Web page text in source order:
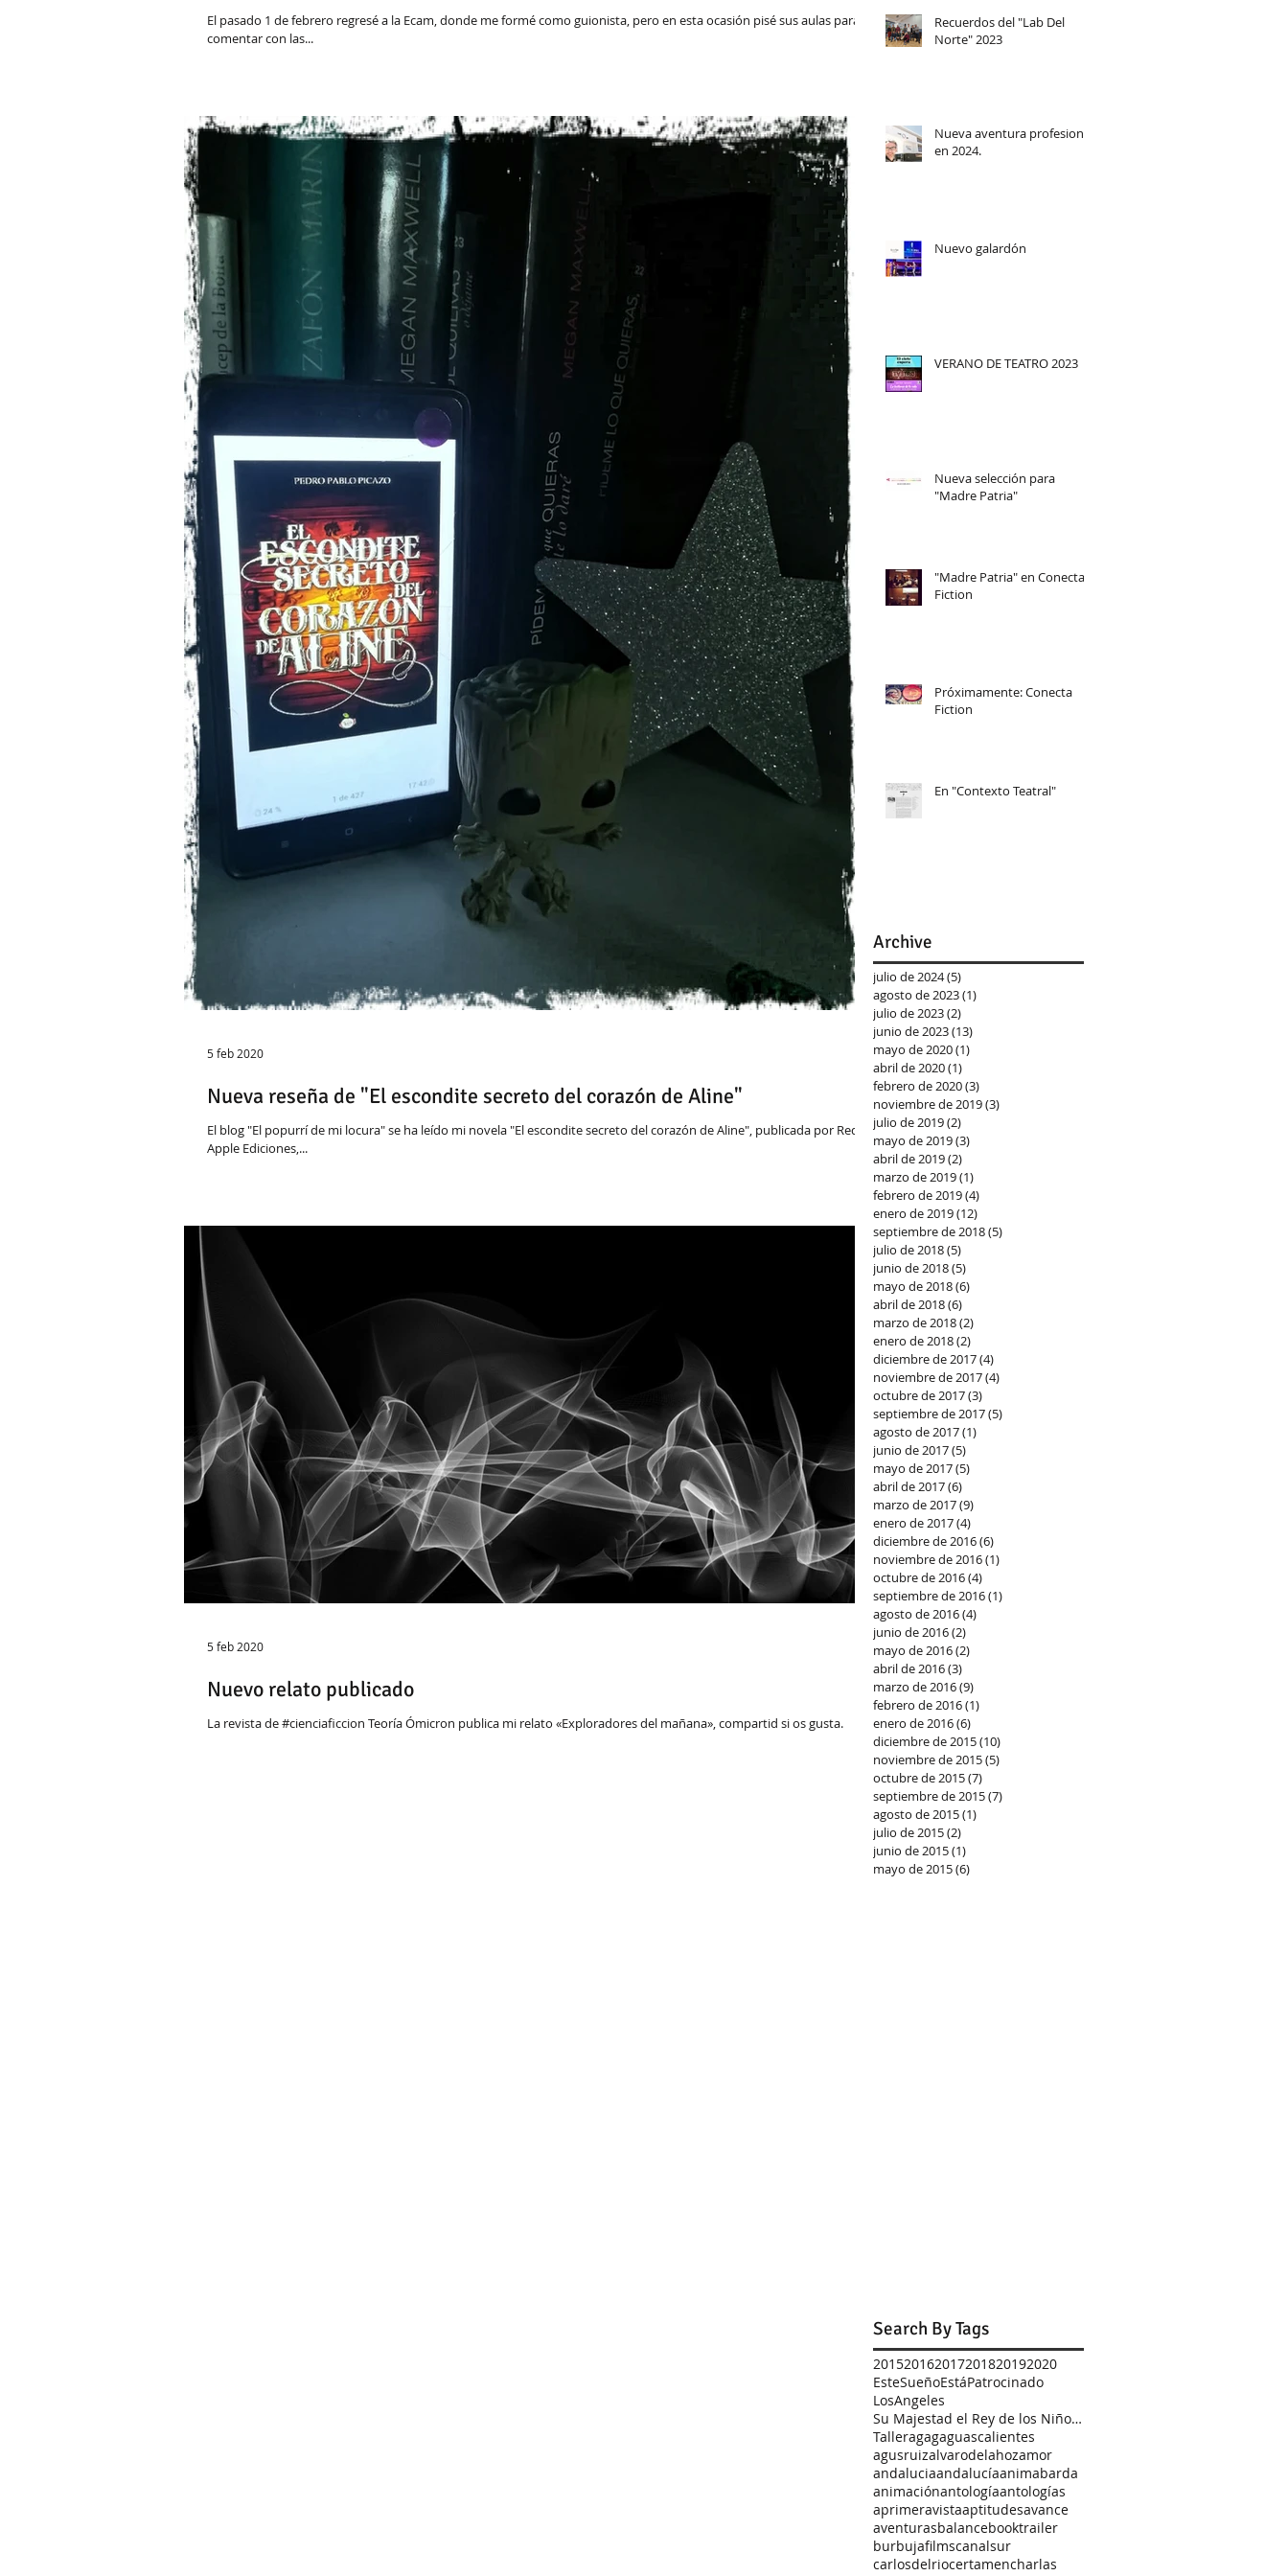
El pasado 1 de febrero regresé a la Ecam, donde me formé como guionista, pero en esta ocasión pisé sus aulas para
comentar con las...
Nueva reseña de "El escondite secreto del corazón de Aline"
El blog "El popurrí de mi locura" se ha leído mi novela "El escondite secreto del corazón de Aline", publicada por Red
Apple Ediciones,...
5 feb 2020
Nuevo relato publicado
La revista de #cienciaficcion Teoría Ómicron publica mi relato «Exploradores del mañana», compartid si os gusta.
5 feb 2020
Recuerdos del "Lab Del
Norte" 2023
Nueva aventura profesional
en 2024.
Nuevo galardón
VERANO DE TEATRO 2023
Nueva selección para
"Madre Patria"
"Madre Patria" en Conecta
Fiction
Próximamente: Conecta
Fiction
En "Contexto Teatral"
Archive
julio de 2024(5)
agosto de 2023(1)
julio de 2023(2)
junio de 2023(13)
mayo de 2020(1)
abril de 2020(1)
febrero de 2020(3)
noviembre de 2019(3)
julio de 2019(2)
mayo de 2019(3)
abril de 2019(2)
marzo de 2019(1)
febrero de 2019(4)
enero de 2019(12)
septiembre de 2018(5)
julio de 2018(5)
junio de 2018(5)
mayo de 2018(6)
abril de 2018(6)
marzo de 2018(2)
enero de 2018(2)
diciembre de 2017(4)
noviembre de 2017(4)
octubre de 2017(3)
septiembre de 2017(5)
agosto de 2017(1)
junio de 2017(5)
mayo de 2017(5)
abril de 2017(6)
marzo de 2017(9)
enero de 2017(4)
diciembre de 2016(6)
noviembre de 2016(1)
octubre de 2016(4)
septiembre de 2016(1)
agosto de 2016(4)
junio de 2016(2)
mayo de 2016(2)
abril de 2016(3)
marzo de 2016(9)
febrero de 2016(1)
enero de 2016(6)
diciembre de 2015(10)
noviembre de 2015(5)
octubre de 2015(7)
septiembre de 2015(7)
agosto de 2015(1)
julio de 2015(2)
junio de 2015(1)
mayo de 2015(6)
Search By Tags
201520162017201820192020
EsteSueñoEstáPatrocinado
LosAngeles
Su Majestad el Rey de los Niños Zombis
Talleragagaguascalientes
agusruizalvarodelahozamor
andaluciaandalucíaanimabarda
animaciónantologíaantologías
aprimeravistaaptitudesavance
aventurasbalancebooktrailer
burbujafilmscanalsur
carlosdelriocertamencharlas